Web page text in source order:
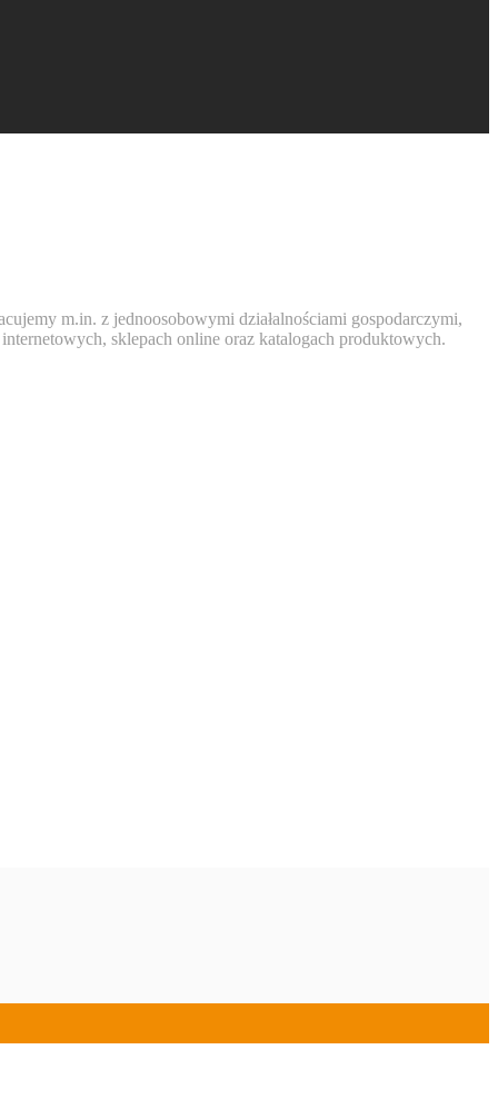
m.in. z jednoosobowymi działalnościami gospodarczymi,
sklepach online oraz katalogach produktowych.